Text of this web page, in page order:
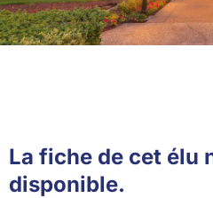
La fiche de cet élu
disponible.